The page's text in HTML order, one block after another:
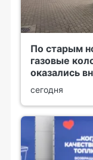
По старым
газовые
оказались
сегодня